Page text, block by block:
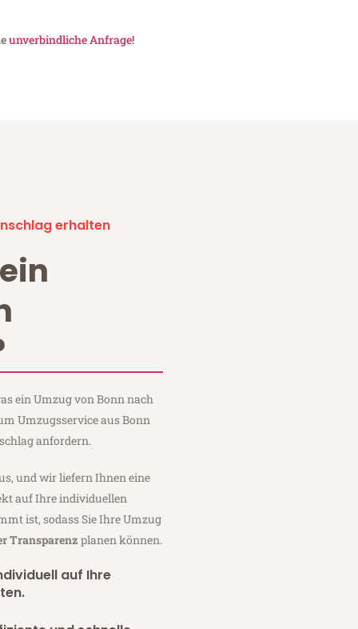
unverbindliche Anfrage!
erhalten
ein Umzug von Bonn nach
Umzugsservice aus Bonn
anfordern.
und wir liefern Ihnen eine
auf Ihre individuellen
ist, sodass Sie Ihre Umzug
Transparenz planen können.
auf Ihre